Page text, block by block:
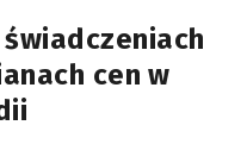
cen w